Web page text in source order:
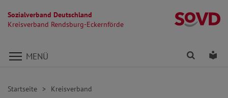
Sozialverband Deutschland
Kreisverband Rendsburg-Eckernförde
Direkt zu den Inhalten springen
MENÜ Finden
Startseite Kreisverband